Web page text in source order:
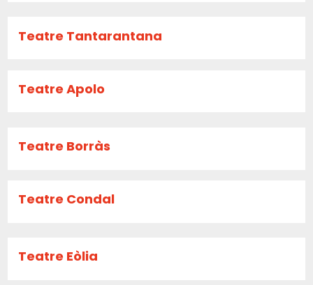
Teatre Tantarantana
Teatre Apolo
Teatre Borràs
Teatre Condal
Teatre Eòlia